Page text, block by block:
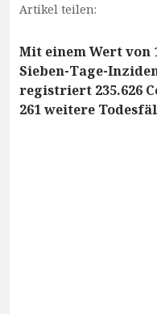
Artikel teilen:
Mit einem Wert von
Sieben-Tage-
registriert 235.626
261 weitere